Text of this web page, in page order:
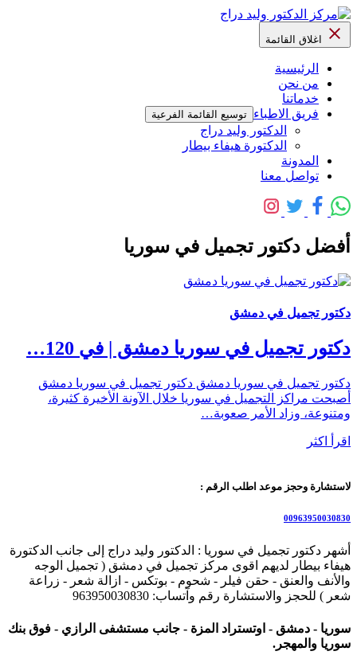
اغلاق القائمة
الرئيسية
من نحن
خدماتنا
فريق الاطباء توسيع القائمة الفرعية
الدكتور وليد دراج
الدكتورة هيفاء بيطار
المدونة
تواصل معنا
أفضل دكتور تجميل في سوريا
دكتور تجميل في دمشق
دكتور تجميل في سوريا دمشق | في 120…
دكتور تجميل في سوريا دمشق دكتور تجميل في سوريا دمشق
أصبحت مراكز التجميل في سوريا خلال الآونة الأخيرة كثيرة،
ومتنوعة، وزاد الأمر صعوبة…
اقرأ اكثر
لاستشارة وحجز موعد اطلب الرقم :
00963950030830
أشهر دكتور تجميل في سوريا : الدكتور وليد دراج إلى جانب الدكتورة
هيفاء بيطار لديهم اقوى مركز تجميل في دمشق ( تجميل الوجه
والأنف والعنق - حقن فيلر - شحوم - بوتكس - ازالة شعر - زراعة
شعر ) للحجز والاستشارة رقم وآتساب: 963950030830
سوريا - دمشق - اوتستراد المزة - جانب مستشفى الرازي - فوق بنك
سوريا والمهجر.